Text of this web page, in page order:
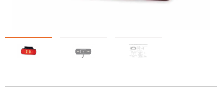
Ervaringen
LED voordeelpakketten
Bekijk alles